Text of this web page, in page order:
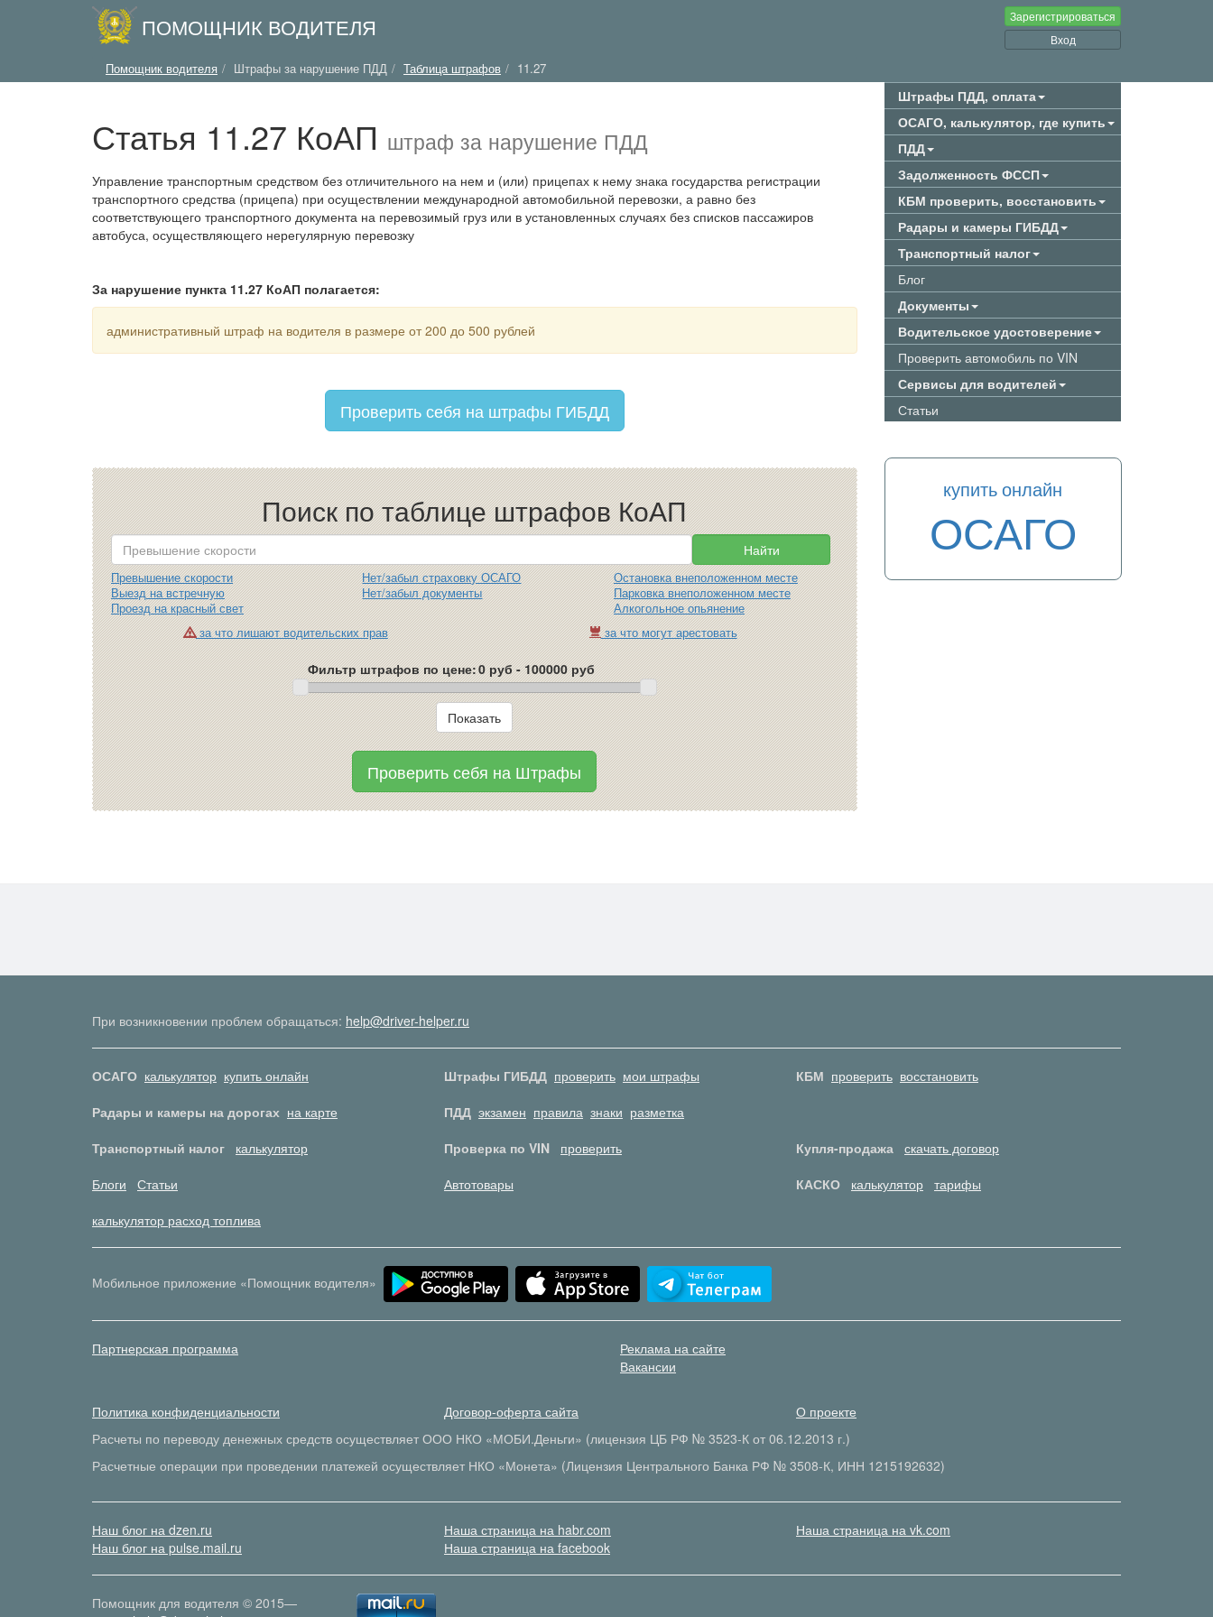
ПОМОЩНИК ВОДИТЕЛЯ
Зарегистрироваться
Вход
Помощник водителя Штрафы за нарушение ПДД Таблица штрафов 11.27
Статья 11.27 КоАП штраф за нарушение ПДД
Управление транспортным средством без отличительного на нем и (или) прицепах к нему знака государства регистрации
транспортного средства (прицепа) при осуществлении международной автомобильной перевозки, а равно без
соответствующего транспортного документа на перевозимый груз или в установленных случаях без списков пассажиров
автобуса, осуществляющего нерегулярную перевозку
За нарушение пункта 11.27 КоАП полагается:
административный штраф на водителя в размере от 200 до 500 рублей
Проверить себя на штрафы ГИБДД
Поиск по таблице штрафов КоАП
Превышение скорости
Выезд на встречную
Проезд на красный свет
Нет/забыл страховку ОСАГО
Нет/забыл документы
Остановка внеположенном месте
Парковка внеположенном месте
Алкогольное опьянение
за что лишают водительских прав
за что могут арестовать
Фильтр штрафов по цене:
Проверить себя на Штрафы
Штрафы ПДД, оплата
ОСАГО, калькулятор, где купить
ПДД
Задолженность ФССП
КБМ проверить, восстановить
Радары и камеры ГИБДД
Транспортный налог
Блог
Документы
Водительское удостоверение
Проверить автомобиль по VIN
Сервисы для водителей
Статьи
купить онлайн
ОСАГО
При возникновении проблем обращаться: help@driver-helper.ru
ОСАГО калькулятор купить онлайн Штрафы ГИБДД проверить мои штрафы КБМ проверить восстановить
Радары и камеры на дорогах на карте ПДД экзамен правила знаки разметка
Транспортный налог
калькулятор Проверка по VIN проверить Купля-продажа скачать договор
Блоги
Статьи Автотовары КАСКО калькулятор тарифы
калькулятор расход топлива
Мобильное приложение «Помощник водителя»
Партнерская программа
Реклама на сайте
Вакансии
Политика конфиденциальности Договор-оферта сайта
О проекте
Расчеты по переводу денежных средств осуществляет ООО НКО «МОБИ.Деньги» (лицензия ЦБ РФ № 3523-К от 06.12.2013 г.)
Расчетные операции при проведении платежей осуществляет НКО «Монета» (Лицензия Центрального Банка РФ № 3508-К, ИНН 1215192632)
Наш блог на dzen.ru Наша страница на habr.com
Наша страница на vk.com
Наш блог на pulse.mail.ru
Наша страница на facebook
Помощник для водителя © 2015—